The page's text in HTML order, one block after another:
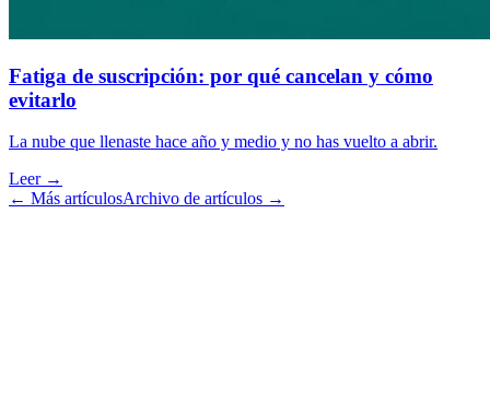
Fatiga de suscripción: por qué cancelan y cómo
evitarlo
La nube que llenaste hace año y medio y no has vuelto a abrir.
Leer →
← Más artículosArchivo de artículos →